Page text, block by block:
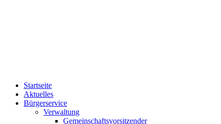
Startseite
Aktuelles
Bürgerservice
Verwaltung
Gemeinschaftsvorsitzender